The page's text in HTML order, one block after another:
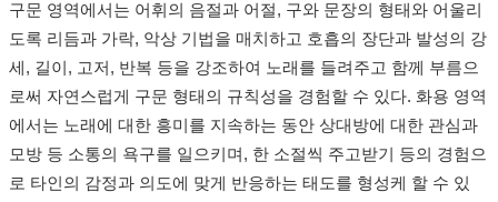
구문 영역에서는 어휘의 음절과 어절, 구와 문장의 형태와 어울리
도록 리듬과 가락, 악상 기법을 매치하고 호흡의 장단과 발성의 강
세, 길이, 고저, 반복 등을 강조하여 노래를 들려주고 함께 부름으
로써 자연스럽게 구문 형태의 규칙성을 경험할 수 있다. 화용 영역
에서는 노래에 대한 흥미를 지속하는 동안 상대방에 대한 관심과
모방 등 소통의 욕구를 일으키며, 한 소절씩 주고받기 등의 경험으
로 타인의 감정과 의도에 맞게 반응하는 태도를 형성케 할 수 있